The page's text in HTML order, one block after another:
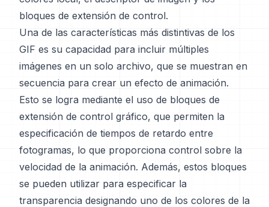
bloques de extensión de control.
Una de las características más distintivas de los
GIF es su capacidad para incluir múltiples
imágenes en un solo archivo, que se muestran en
secuencia para crear un efecto de animación.
Esto se logra mediante el uso de bloques de
extensión de control gráfico, que permiten la
especificación de tiempos de retardo entre
fotogramas, lo que proporciona control sobre la
velocidad de la animación. Además, estos bloques
se pueden utilizar para especificar la
transparencia designando uno de los colores de la